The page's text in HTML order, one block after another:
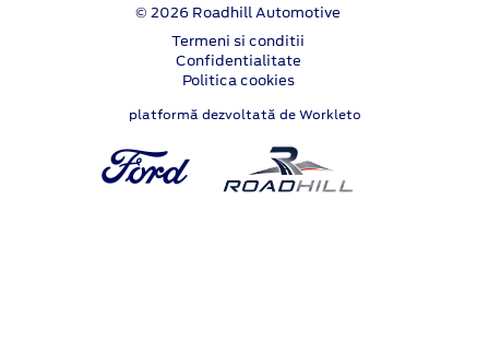
© 2026 Roadhill Automotive
Termeni si conditii
Confidentialitate
Politica cookies
platformă dezvoltată de Workleto